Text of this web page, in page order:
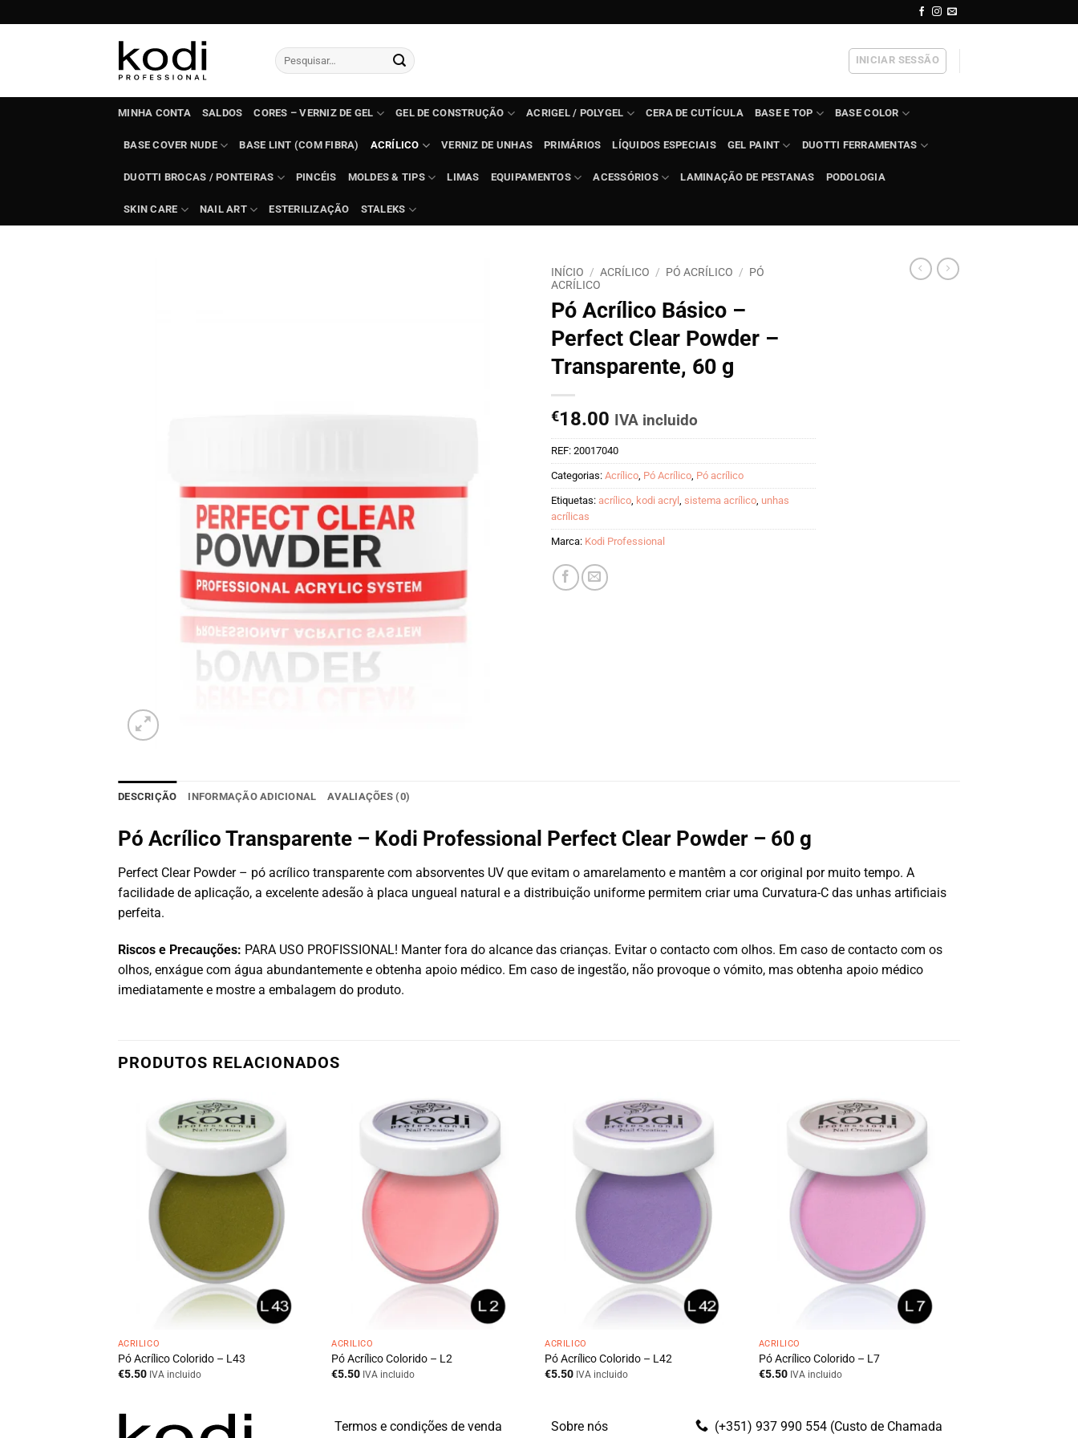
to
Pesquisar
por:
INICIAR SESSÃO
MINHA CONTA SALDOS CORES – VERNIZ DE GEL GEL DE CONSTRUÇÃO ACRIGEL / POLYGEL CERA DE CUTÍCULA BASE E TOP BASE COLOR
BASE COVER NUDE BASE LINT (COM FIBRA) ACRÍLICO VERNIZ DE UNHAS PRIMÁRIOS LÍQUIDOS ESPECIAIS GEL PAINT DUOTTI FERRAMENTAS
DUOTTI BROCAS / PONTEIRAS PINCÉIS MOLDES & TIPS LIMAS EQUIPAMENTOS ACESSÓRIOS LAMINAÇÃO DE PESTANAS PODOLOGIA
SKIN CARE NAIL ART ESTERILIZAÇÃO STALEKS
INÍCIO / ACRÍLICO / PÓ ACRÍLICO / PÓ
ACRÍLICO
Pó Acrílico Básico –
Perfect Clear Powder –
Transparente, 60 g
€18.00 IVA incluido
REF: 20017040
Categorias: Acrílico Pó Acrílico Pó acrílico
Etiquetas: acrílico kodi acryl sistema acrílico unhas
acrílicas
Marca: Kodi Professional
DESCRIÇÃO INFORMAÇÃO ADICIONAL AVALIAÇÕES (0)
Pó Acrílico Transparente – Kodi Professional Perfect Clear Powder – 60 g
Perfect Clear Powder – pó acrílico transparente com absorventes UV que evitam o amarelamento e mantêm a cor original por muito tempo. A
facilidade de aplicação, a excelente adesão à placa ungueal natural e a distribuição uniforme permitem criar uma Curvatura-C das unhas artificiais
perfeita.
Riscos e Precauções: PARA USO PROFISSIONAL! Manter fora do alcance das crianças. Evitar o contacto com olhos. Em caso de contacto com os
olhos, enxágue com água abundantemente e obtenha apoio médico. Em caso de ingestão, não provoque o vómito, mas obtenha apoio médico
imediatamente e mostre a embalagem do produto.
PRODUTOS RELACIONADOS
ACRÍLICO
Pó Acrílico Colorido – L43
€5.50 IVA incluido
ACRÍLICO
Pó Acrílico Colorido – L2
€5.50 IVA incluido
ACRÍLICO
Pó Acrílico Colorido – L42
€5.50 IVA incluido
ACRÍLICO
Pó Acrílico Colorido – L7
€5.50 IVA incluido
Termos e condições de venda Sobre nós (+351) 937 990 554 (Custo de Chamada